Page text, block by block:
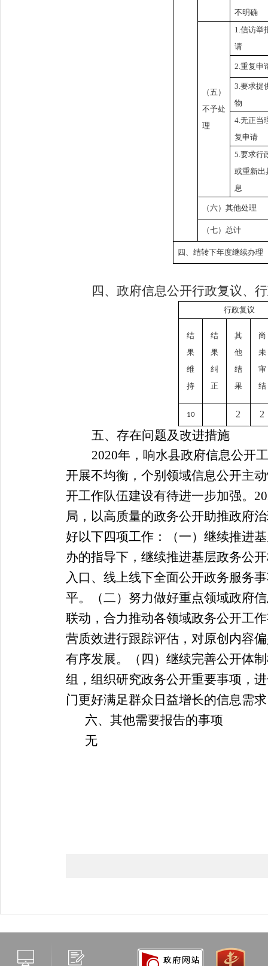
不明确
（五）
不予处
理
1.信访举
请
2.重复申
3.要求提
物
4.无正当
复申请
5.要求行
或重新出
息
（六）其他处理
（七）总计
四、结转下年度继续办理
四、政府信息公开行政复议、
行政复议
结
果
维
持
结
果
纠
正
其
他
结
果
尚
未
审
结
10 2 2
五、存在问题及改进措施
2020年，响水县政府信息公开
开展不均衡，个别领域信息公开主
开工作队伍建设有待进一步加强。
局，以高质量的政务公开助推政府
好以下四项工作：（一）继续推进
办的指导下，继续推进基层政务公
入口、线上线下全面公开政务服务
平。（二）努力做好重点领域政府
联动，合力推动各领域政务公开工
营质效进行跟踪评估，对原创内容
有序发展。（四）继续完善公开体
组，组织研究政务公开重要事项，
门更好满足群众日益增长的信息需
六、其他需要报告的事项
无